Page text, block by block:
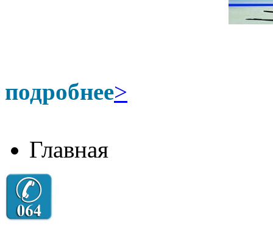
подробнее>
Главная